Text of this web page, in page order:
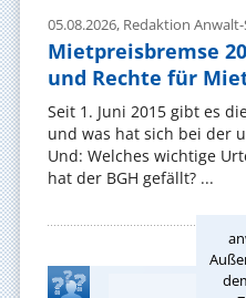
05.08.2026, Redaktion
Mietpreisbremse
und Rechte für
Seit 1. Juni 2015 gibt es
und was hat sich bei der
Und: Welches wichtige
hat der BGH gefällt? ...